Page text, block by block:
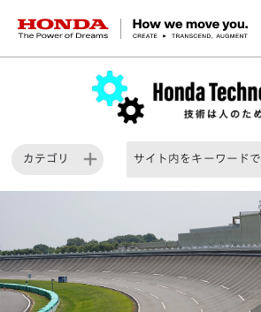
HONDA The Power of Dreams
カテゴリ